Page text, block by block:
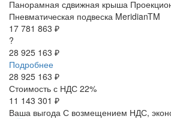
Панорамная сдвижная крыша
⁠Пневматическая подвеска MeridianTM
17 781 863 ₽
?
28 925 163 ₽
Подробнее
28 925 163 ₽
Стоимость с НДС 22%
11 143 301 ₽
Ваша выгода С возмещением НДС,